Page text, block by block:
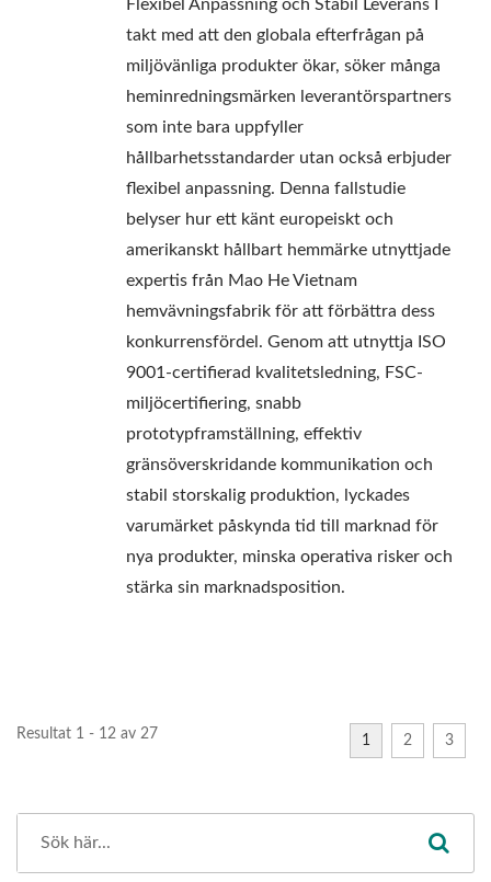
Flexibel Anpassning och Stabil Leverans I
takt med att den globala efterfrågan på
miljövänliga produkter ökar, söker många
heminredningsmärken leverantörspartners
som inte bara uppfyller
hållbarhetsstandarder utan också erbjuder
flexibel anpassning. Denna fallstudie
belyser hur ett känt europeiskt och
amerikanskt hållbart hemmärke utnyttjade
expertis från Mao He Vietnam
hemvävningsfabrik för att förbättra dess
konkurrensfördel. Genom att utnyttja ISO
9001-certifierad kvalitetsledning, FSC-
miljöcertifiering, snabb
prototypframställning, effektiv
gränsöverskridande kommunikation och
stabil storskalig produktion, lyckades
varumärket påskynda tid till marknad för
nya produkter, minska operativa risker och
stärka sin marknadsposition.
Resultat 1 - 12 av 27 1 2 3